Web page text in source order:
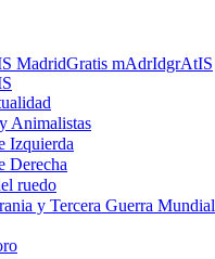
MadridGratis mAdrIdgrAtIS
Animalistas
Izquierda
Derecha
ruedo
y Tercera Guerra Mundial